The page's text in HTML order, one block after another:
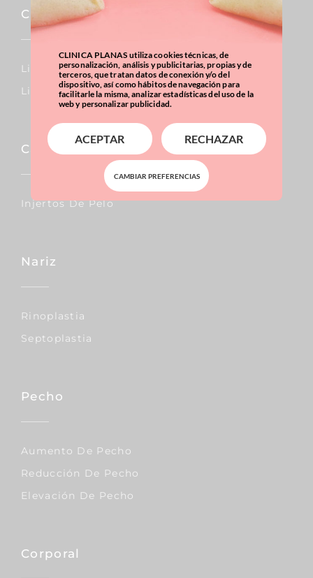
Cirugía Reparadora
Linfedema
Lipedema
Capilar
Injertos De Pelo
Nariz
Rinoplastia
Septoplastia
Pecho
Aumento De Pecho
Reducción De Pecho
Elevación De Pecho
Corporal
CLINICA PLANAS utiliza cookies técnicas, de
personalización, análisis y publicitarias, propias y de
terceros, que tratan datos de conexión y/o del
dispositivo, así como hábitos de navegación para
facilitarle la misma, analizar estadísticas del uso de la
web y personalizar publicidad.
ACEPTAR RECHAZAR
CAMBIAR PREFERENCIAS